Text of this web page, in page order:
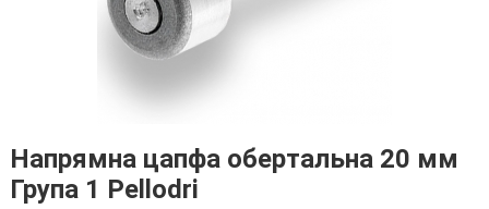
Напрямна цапфа обертальна 20 мм
Група 1 Pellodri